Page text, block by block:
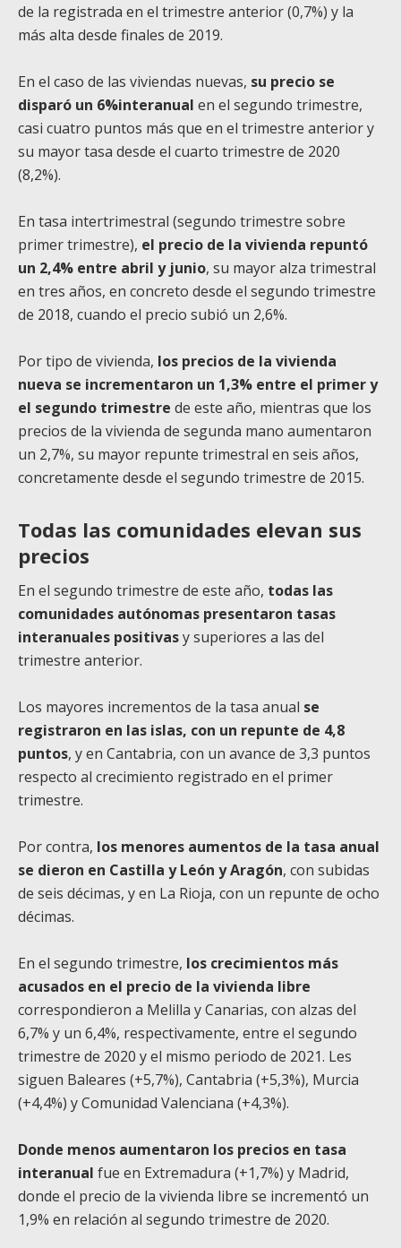
de la registrada en el trimestre anterior (0,7%) y la
más alta desde finales de 2019.
En el caso de las viviendas nuevas, su precio se
disparó un 6%interanual en el segundo trimestre,
casi cuatro puntos más que en el trimestre anterior y
su mayor tasa desde el cuarto trimestre de 2020
(8,2%).
En tasa intertrimestral (segundo trimestre sobre
primer trimestre), el precio de la vivienda repuntó
un 2,4% entre abril y junio, su mayor alza trimestral
en tres años, en concreto desde el segundo trimestre
de 2018, cuando el precio subió un 2,6%.
Por tipo de vivienda, los precios de la vivienda
nueva se incrementaron un 1,3% entre el primer y
el segundo trimestre de este año, mientras que los
precios de la vivienda de segunda mano aumentaron
un 2,7%, su mayor repunte trimestral en seis años,
concretamente desde el segundo trimestre de 2015.
Todas las comunidades elevan sus
precios
En el segundo trimestre de este año, todas las
comunidades autónomas presentaron tasas
interanuales positivasy superiores a las del
trimestre anterior.
Los mayores incrementos de la tasa anual se
registraron en las islas, con un repunte de 4,8
puntos, y en Cantabria, con un avance de 3,3 puntos
respecto al crecimiento registrado en el primer
trimestre.
Por contra, los menores aumentos de la tasa anual
se dieron en Castilla y León y Aragón, con subidas
de seis décimas, y en La Rioja, con un repunte de ocho
décimas.
En el segundo trimestre, los crecimientos más
acusados en el precio de la vivienda libre
correspondieron a Melilla y Canarias, con alzas del
6,7% y un 6,4%, respectivamente, entre el segundo
trimestre de 2020 y el mismo periodo de 2021. Les
siguen Baleares (+5,7%), Cantabria (+5,3%), Murcia
(+4,4%) y Comunidad Valenciana (+4,3%).
Donde menos aumentaron los precios en tasa
interanual fue en Extremadura (+1,7%) y Madrid,
donde el precio de la vivienda libre se incrementó un
1,9% en relación al segundo trimestre de 2020.